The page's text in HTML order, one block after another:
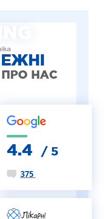
ПРО НАС
4.4 / 5
375